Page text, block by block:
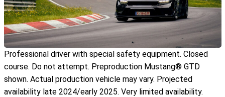
Professional driver with special safety equipment. Closed
course. Do not attempt. Preproduction Mustang® GTD
shown. Actual production vehicle may vary. Projected
availability late 2024/early 2025. Very limited availability.